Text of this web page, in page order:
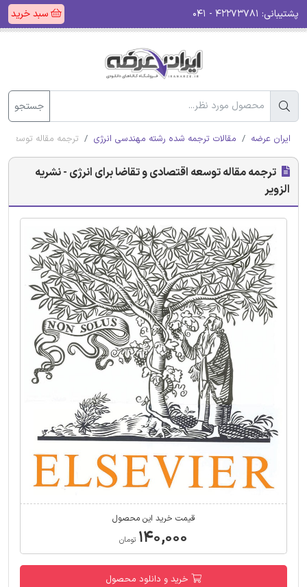
پشتیبانی: سبد خرید
جستجو
ایران عرضه مقالات ترجمه شده رشته مهندسی انرژی ترجمه مقاله توسعه
ترجمه مقاله توسعه اقتصادی و تقاضا برای انرژی - نشریه
الزویر
قیمت خرید این محصول
۱۴۰,۰۰۰ تومان
خرید و دانلود محصول